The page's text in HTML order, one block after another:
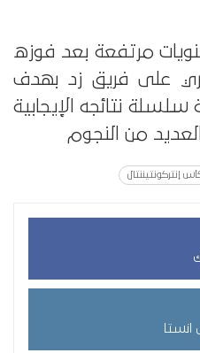
مرتفعة بعد فوزه
على فريق زد بهدف
نتائجه الإيجابية
من النجوم
إنتركونتيننتال